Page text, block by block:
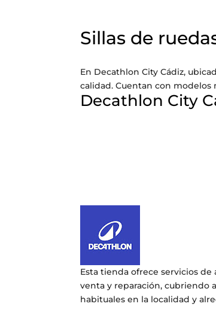
Sillas de
En Decathlon City Cádiz,
calidad. Cuentan con modelos
Decathlon City
Esta tienda ofrece servicios
venta y reparación, cubriendo
habituales en la localidad y